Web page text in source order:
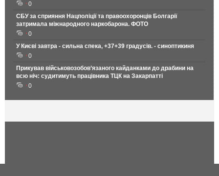
0
СБУ за сприяння Нацполіції та правоохоронців Болгарії
затримала міжнародного наркобарона. ФОТО
0
У Києві завтра - сильна спека, +37+39 градусів. - синоптикиня
0
Прикував військовозобов’язаного кайданками до драбини на
всю ніч: судитимуть працівника ТЦК на Закарпатті
0